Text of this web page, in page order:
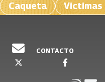
Caqueta
Victimas
CONTACTO